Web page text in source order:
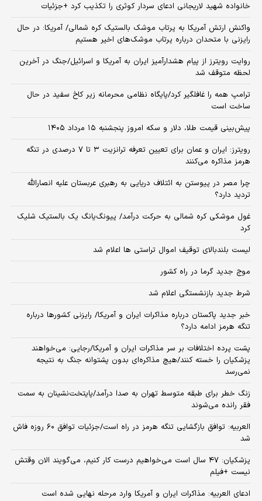
خانواده شهید لاریجانی ادعای سردار کوثری را تکذیب کرد +جزئیات
واکنش ارتش آمریکا به پرتاب موشک بالستیک کره شمالی/ آمریکا: در حال
رایزنی با متحدان درباره پرتاب موشک‌های اخیر هستیم
روایت رویترز از پیام هشدارآمیز ایران به آمریکا و اسرائیل/جنگ در آخرین
لحظه متوقف شد
ترامپ همه را غافلگیر کرد/پایگاه نظامی محرمانه زیر کاخ سفید در حال
ساخت است
پیش‌بینی قیمت طلا، دلار و سکه امروز پنجشنبه ۱۵ مرداد ۱۴۰۵
رویترز: ایران و عمان برای تعیین تعرفه ترانزیت ۳ تا ۷ درصدی در تنگه
هرمز مذاکره می‌کنند
چرا مصر در پیوستن به ائتلاف دریایی به رهبری عربستان علیه انصارالله
تردید دارد؟
غول موشکی کره شمالی به حرکت درآمد/ پیونگ‌یانگ یک بالستیک شلیک
کرد
لیست بلندبالای توقیف اموال تراستی ها اعلام شد
موج جدید گرما در راه کشور
شرط جدید بازنشستگی اعلام شد
خبر جدید پاکستان درباره مذاکرات ایران و آمریکا/ رایزنی کشورها درباره
تنگه هرمز ادامه دارد؟
پشت پرده اختلافات بر سر مذاکرات ایران و آمریکا/رجایی: می‌خواهند
پزشکیان را خسته کنند/هیچ مذاکره‌ای بدون پشتوانه جنگ به نتیجه
نمی‌رسد
زنگ خطر برای طبقه متوسط تهران به صدا درآمد/پایتخت‌نشینان به سمت
فقر رانده می‌شوند
العربیه: توافق بازگشایی تنگه هرمز در راه است/جزئیات توافق ۶۰ روزه فاش
شد
پزشکیان: ۴۷ سال است می‌خواهیم درست کار کنیم، می‌گویند الان وقتش
نیست +فیلم
ادعای العربیه: مذاکرات ایران و آمریکا وارد مرحله نهایی شده است